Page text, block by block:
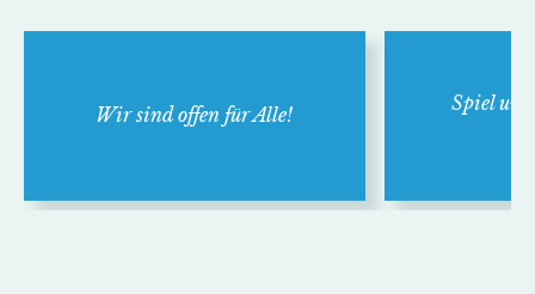
Wir sind offen für Alle!
Spiel